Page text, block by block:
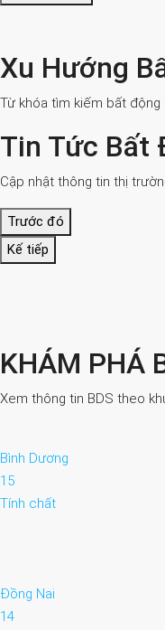
Xu Hướng
Từ khóa tìm kiếm bất động
Tin Tức Bất
Cập nhật thông tin thị
Trước đó
Kế tiếp
KHÁM PHÁ
Xem thông tin BDS theo
Bình Dương
15
Tính chất
Đồng Nai
14